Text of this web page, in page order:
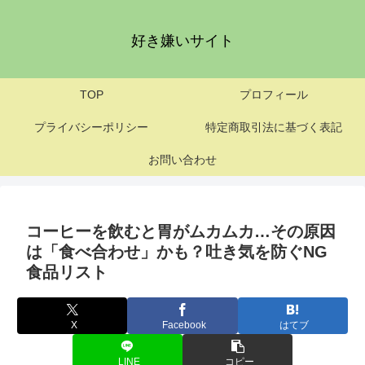
好き嫌いサイト
TOP プロフィール
プライバシーポリシー 特定商取引法に基づく表記
お問い合わせ
コーヒーを飲むと胃がムカムカ…その原因
は「食べ合わせ」かも？吐き気を防ぐNG
食品リスト
X Facebook はてブ
LINE コピー